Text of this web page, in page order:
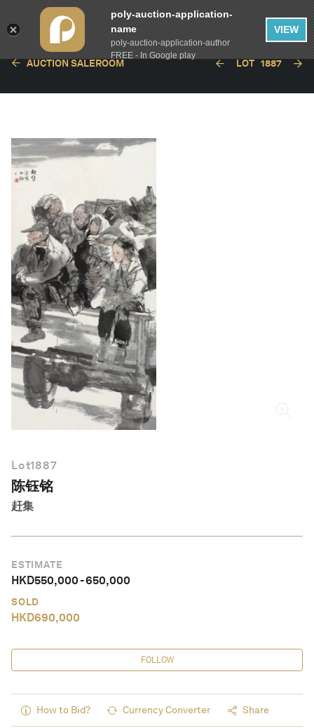
简体中文
AUCTION SALEROOM LOT 1887
Lot1887
陈钰铭
赶集
ESTIMATE
HKD550,000-650,000
SOLD
HKD690,000
FOLLOW
How to Bid? Currency Converter Share
poly-auction-application-
name
poly-auction-application-author
FREE - In Google play
VIEW